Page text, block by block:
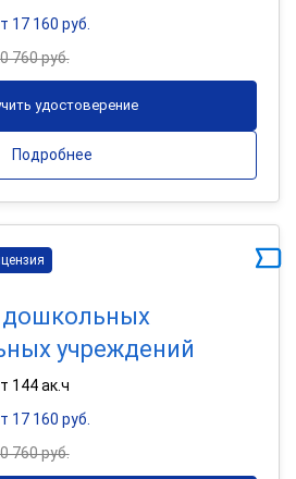
17 160 руб.
760 руб.
удостоверение
Подробнее
дошкольных
учреждений
144 ак.ч
17 160 руб.
760 руб.